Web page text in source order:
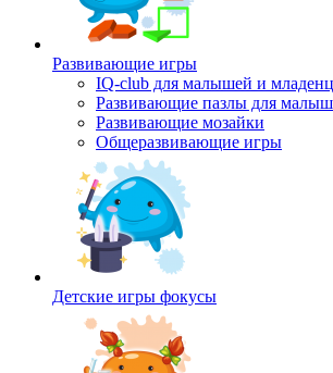
Развивающие игры
IQ-club для малышей и
Развивающие пазлы для
Развивающие мозайки
Общеразвивающие игры
Детские игры фокусы